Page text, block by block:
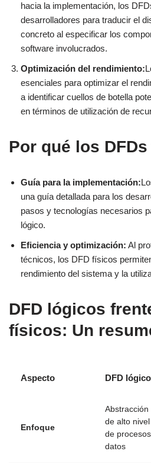
hacia la implementación, los
desarrolladores para traducir el
concreto al especificar los
software involucrados.
Optimización del rendimiento:
esenciales para optimizar el
a identificar cuellos de botella
en términos de utilización de
Por qué los
Guía para la implementación:
una guía detallada para los
pasos y tecnologías necesarios
lógico.
Eficiencia y optimización: Al
técnicos, los DFD físicos
rendimiento del sistema y la
DFD lógicos
físicos: Un
Aspecto DFD lógico
Enfoque
Abstracción
de alto nivel
de
datos